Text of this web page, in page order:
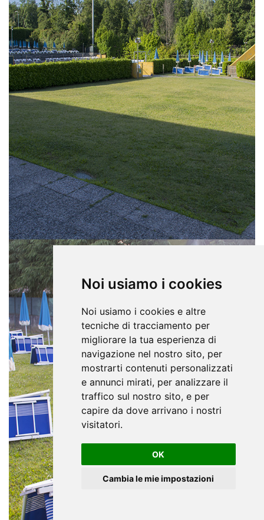
Noi usiamo i cookies
Noi usiamo i cookies e altre
tecniche di tracciamento per
migliorare la tua esperienza di
navigazione nel nostro sito, per
mostrarti contenuti personalizzati
e annunci mirati, per analizzare il
traffico sul nostro sito, e per
capire da dove arrivano i nostri
visitatori.
OK
Cambia le mie impostazioni